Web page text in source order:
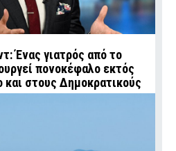
Ένας γιατρός από το
πονοκέφαλο εκτός
και στους Δημοκρατικούς